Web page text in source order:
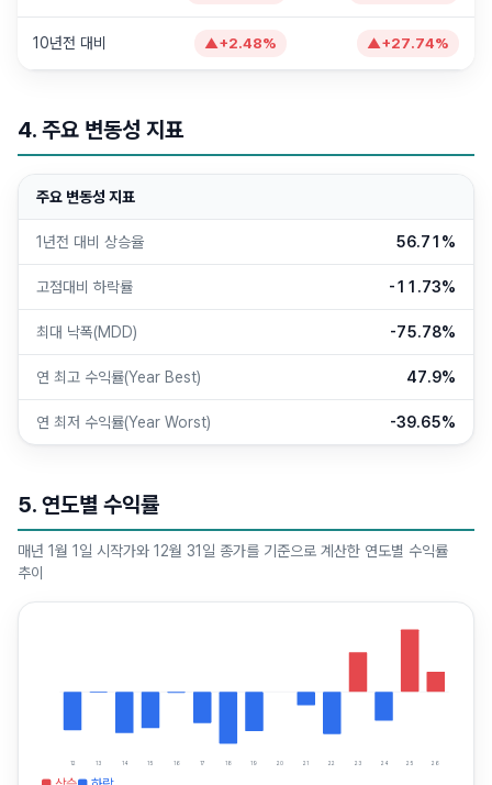
10년전 대비 ▲+2.48% ▲+27.74%
4. 주요 변동성 지표
주요 변동성 지표
1년전 대비 상승율 56.71%
고점대비 하락률 -11.73%
최대 낙폭(MDD) -75.78%
연 최고 수익률(Year Best) 47.9%
연 최저 수익률(Year Worst) -39.65%
5. 연도별 수익률
매년 1월 1일 시작가와 12월 31일 종가를 기준으로 계산한 연도별 수익률
추이
12 13 14 15 16 17 18 19 20 21 22 23 24 25 26